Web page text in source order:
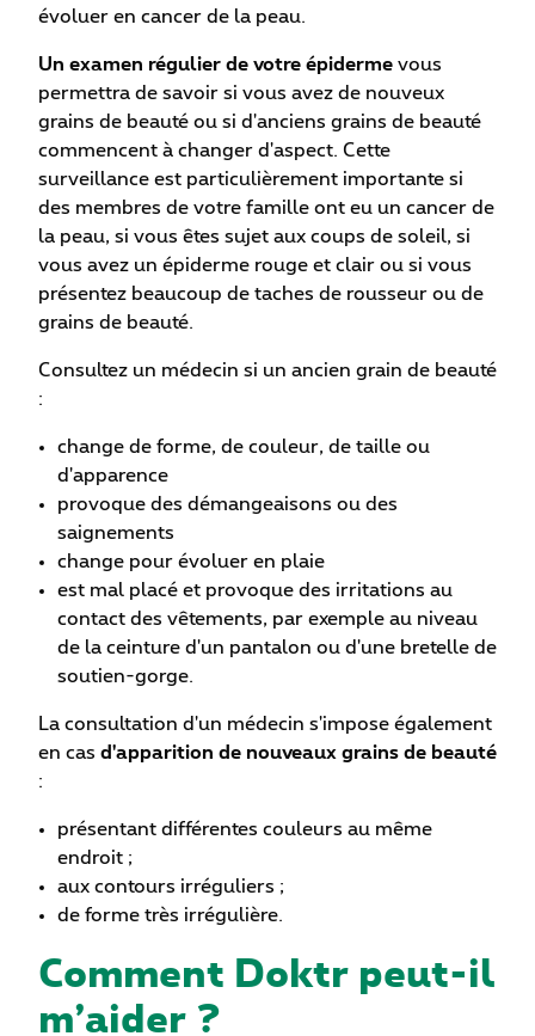
évoluer en cancer de la peau.
Un examen régulier de votre épiderme vous
permettra de savoir si vous avez de nouveux
grains de beauté ou si d'anciens grains de beauté
commencent à changer d'aspect. Cette
surveillance est particulièrement importante si
des membres de votre famille ont eu un cancer de
la peau, si vous êtes sujet aux coups de soleil, si
vous avez un épiderme rouge et clair ou si vous
présentez beaucoup de taches de rousseur ou de
grains de beauté.
Consultez un médecin si un ancien grain de beauté
:
change de forme, de couleur, de taille ou
d'apparence
provoque des démangeaisons ou des
saignements
change pour évoluer en plaie
est mal placé et provoque des irritations au
contact des vêtements, par exemple au niveau
de la ceinture d'un pantalon ou d'une bretelle de
soutien-gorge.
La consultation d'un médecin s'impose également
en cas d'apparition de nouveaux grains de beauté
:
présentant différentes couleurs au même
endroit ;
aux contours irréguliers ;
de forme très irrégulière.
Comment Doktr peut-il
m’aider ?